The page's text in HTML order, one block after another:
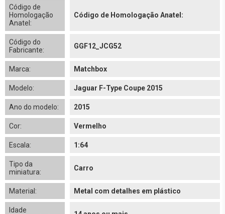
Código de
Homologação
Anatel:
Código de Homologação Anatel:
Código do
Fabricante:
GGF12_JCG52
Marca: Matchbox
Modelo: Jaguar F-Type Coupe 2015
Ano do modelo: 2015
Cor: Vermelho
Escala: 1:64
Tipo da
miniatura:
Carro
Material: Metal com detalhes em plástico
Idade